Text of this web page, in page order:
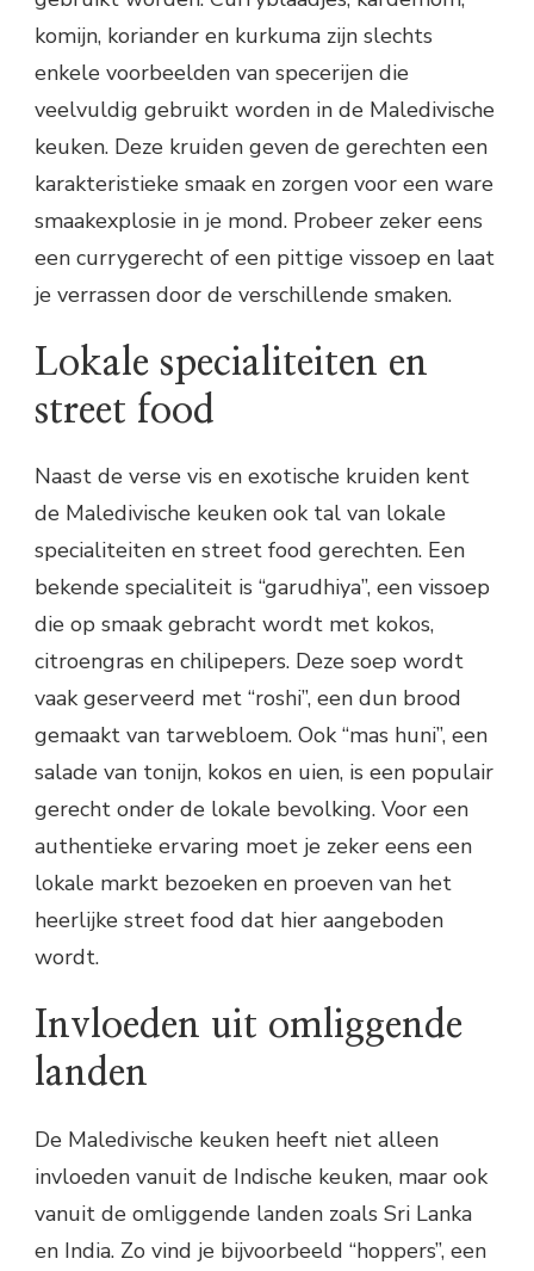
komijn, koriander en kurkuma zijn slechts
enkele voorbeelden van specerijen die
veelvuldig gebruikt worden in de Maledivische
keuken. Deze kruiden geven de gerechten een
karakteristieke smaak en zorgen voor een ware
smaakexplosie in je mond. Probeer zeker eens
een currygerecht of een pittige vissoep en laat
je verrassen door de verschillende smaken.
Lokale specialiteiten en
street food
Naast de verse vis en exotische kruiden kent
de Maledivische keuken ook tal van lokale
specialiteiten en street food gerechten. Een
bekende specialiteit is “garudhiya”, een vissoep
die op smaak gebracht wordt met kokos,
citroengras en chilipepers. Deze soep wordt
vaak geserveerd met “roshi”, een dun brood
gemaakt van tarwebloem. Ook “mas huni”, een
salade van tonijn, kokos en uien, is een populair
gerecht onder de lokale bevolking. Voor een
authentieke ervaring moet je zeker eens een
lokale markt bezoeken en proeven van het
heerlijke street food dat hier aangeboden
wordt.
Invloeden uit omliggende
landen
De Maledivische keuken heeft niet alleen
invloeden vanuit de Indische keuken, maar ook
vanuit de omliggende landen zoals Sri Lanka
en India. Zo vind je bijvoorbeeld “hoppers”, een